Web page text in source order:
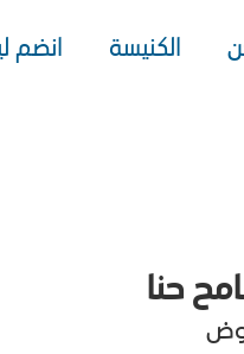
الكنيسة انضم
حنا